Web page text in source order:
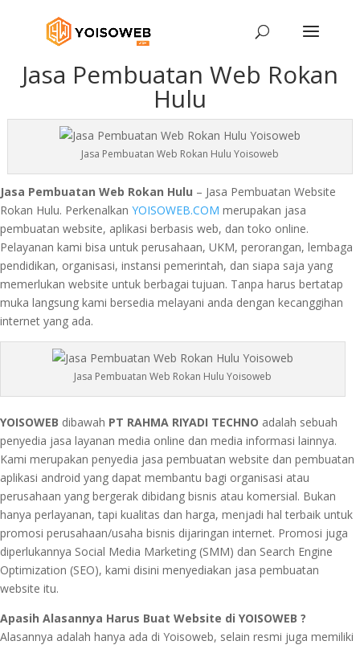
Jasa Pembuatan Web Rokan
Hulu
Jasa Pembuatan Web Rokan Hulu Yoisoweb
Jasa Pembuatan Web Rokan Hulu – Jasa Pembuatan Website
Rokan Hulu. Perkenalkan YOISOWEB.COM merupakan jasa
pembuatan website, aplikasi berbasis web, dan toko online.
Pelayanan kami bisa untuk perusahaan, UKM, perorangan, lembaga
pendidikan, organisasi, instansi pemerintah, dan siapa saja yang
memerlukan website untuk berbagai tujuan. Tanpa harus bertatap
muka langsung kami bersedia melayani anda dengan kecanggihan
internet yang ada.
Jasa Pembuatan Web Rokan Hulu Yoisoweb
YOISOWEB dibawah PT RAHMA RIYADI TECHNO adalah sebuah
penyedia jasa layanan media online dan media informasi lainnya.
Kami merupakan penyedia jasa pembuatan website dan pembuatan
aplikasi android yang dapat membantu bagi organisasi atau
perusahaan yang bergerak dibidang bisnis atau komersial. Bukan
hanya perlayanan, tapi kualitas dan harga, menjadi hal terbaik untuk
promosi perusahaan/usaha bisnis dijaringan internet. Promosi juga
diperlukannya Social Media Marketing (SMM) dan Search Engine
Optimization (SEO), kami disini menyediakan jasa pembuatan
website itu.
Apasih Alasannya Harus Buat Website di YOISOWEB ?
Alasannya adalah hanya ada di Yoisoweb, selain resmi juga memiliki